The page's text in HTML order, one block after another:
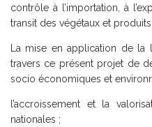
­contrôle à l’importation, à
transit des végétaux et produits
La mise en application de la
travers ce présent projet de
socio économiques et
­l’accroissement et la
nationales ;